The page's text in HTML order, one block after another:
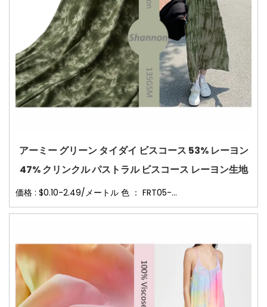
アーミー グリーン タイダイ ビスコース 53% レーヨン
47% クリンクル パストラル ビスコース レーヨン生地
価格 : $0.10-2.49/メートル 色 ： FRT05-...